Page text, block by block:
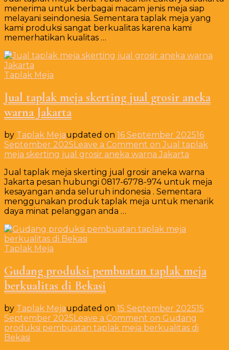
menerima untuk berbagai macam jenis meja siap
melayani seindonesia. Sementara taplak meja yang
kami produksi sangat berkualitas karena kami
memerhatikan kualitas …
Taplak Meja
Jual taplak meja skerting jual grosir aneka
warna Jakarta
by Taplak Mejaupdated on 16 September 202516
September 2025 Leave a Comment on Jual taplak
meja skerting jual grosir aneka warna Jakarta
Jual taplak meja skerting jual grosir aneka warna
Jakarta pesan hubungi 0817-6778-974 untuk meja
kesayangan anda seluruh indonesia . Sementara
menggunakan produk taplak meja untuk menarik
daya minat pelanggan anda …
Taplak Meja
Gudang produksi pembuatan taplak meja
berkualitas di Bekasi
by Taplak Mejaupdated on 15 September 202515
September 2025Leave a Comment on Gudang
produksi pembuatan taplak meja berkualitas di
Bekasi